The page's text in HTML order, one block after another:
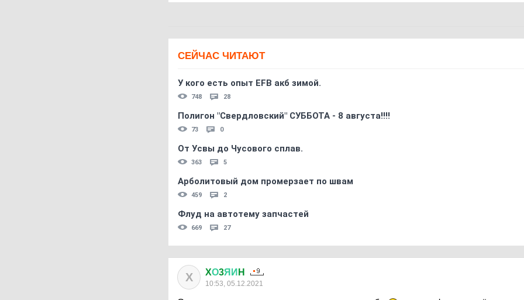
СЕЙЧАС ЧИТАЮТ
У кого есть опыт EFB акб зимой.
748 28
Полигон "Свердловский" СУББОТА - 8 августа!!!!
73 0
От Усвы до Чусового сплав.
363 5
Арболитовый дом промерзает по швам
459 2
Флуд на автотему запчастей
669 27
X XО3ЯИ H
10:53, 05.12.2021